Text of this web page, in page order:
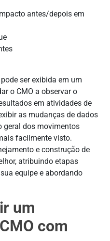
antes/depois em
ser exibida em um
o CMO a observar o
em atividades de
as mudanças de dados
geral dos movimentos
facilmente visto.
e construção de
atribuindo etapas
equipe e abordando
um
com